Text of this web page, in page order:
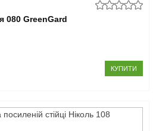
080 GreenGard
КУПИТИ